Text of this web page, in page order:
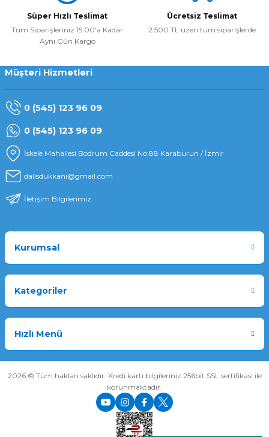
Süper Hızlı Teslimat
Tüm Siparişleriniz 15:00'a Kadar
Aynı Gün Kargo
Ücretsiz Teslimat
2.500 TL üzeri tüm siparişlerde
Müşteri Hizmetleri
0 (545) 123 96 09
0 (545) 123 96 09
İskele Mahallesi Bodrum Caddesi No:88 Karaburun / İzmir
dalisdukkani@gmail.com
İletişim Bilgilerimiz
Kurumsal
Kategoriler
Hızlı Menü
2026 © Tüm hakları saklıdır. Kredi kartı bilgileriniz 256bit SSL sertifikası ile
korunmaktadır.